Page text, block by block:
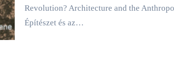
Revolution? Architecture and the
Építészet és az…